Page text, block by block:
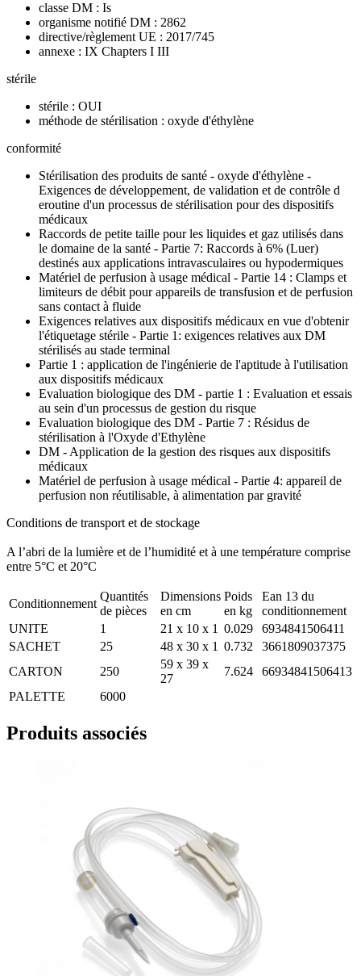
classe DM : Is
organisme notifié DM : 2862
directive/règlement UE : 2017/745
annexe : IX Chapters I III
stérile
stérile : OUI
méthode de stérilisation : oxyde d'éthylène
conformité
Stérilisation des produits de santé - oxyde d'éthylène -
Exigences de développement, de validation et de contrôle d
eroutine d'un processus de stérilisation pour des dispositifs
médicaux
Raccords de petite taille pour les liquides et gaz utilisés dans
le domaine de la santé - Partie 7: Raccords à 6% (Luer)
destinés aux applications intravasculaires ou hypodermiques
Matériel de perfusion à usage médical - Partie 14 : Clamps et
limiteurs de débit pour appareils de transfusion et de perfusion
sans contact à fluide
Exigences relatives aux dispositifs médicaux en vue d'obtenir
l'étiquetage stérile - Partie 1: exigences relatives aux DM
stérilisés au stade terminal
Partie 1 : application de l'ingénierie de l'aptitude à l'utilisation
aux dispositifs médicaux
Evaluation biologique des DM - partie 1 : Evaluation et essais
au sein d'un processus de gestion du risque
Evaluation biologique des DM - Partie 7 : Résidus de
stérilisation à l'Oxyde d'Ethylène
DM - Application de la gestion des risques aux dispositifs
médicaux
Matériel de perfusion à usage médical - Partie 4: appareil de
perfusion non réutilisable, à alimentation par gravité
Conditions de transport et de stockage
A l’abri de la lumière et de l’humidité et à une température comprise
entre 5°C et 20°C
Conditionnement
Quantités
de pièces
Dimensions
en cm
Poids
en kg
Ean 13 du
conditionnement
UNITE
1 21 x 10 x 1 0.029
6934841506411
SACHET
25 48 x 30 x 1 0.732
3661809037375
CARTON
250
59 x 39 x
27
7.624
66934841506413
PALETTE
6000
Produits associés